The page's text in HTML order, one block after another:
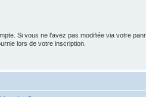
Si vous ne l’avez pas modifiée via votre
lors de votre inscription.